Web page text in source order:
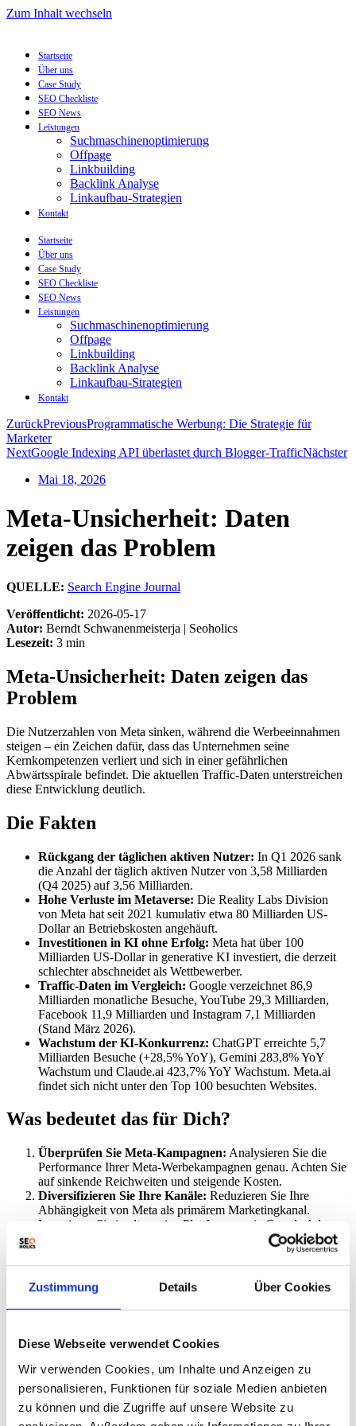
Zustimmung Details Über Cookies
Diese Webseite verwendet Cookies
Wir verwenden Cookies, um Inhalte und Anzeigen zu
personalisieren, Funktionen für soziale Medien anbieten
zu können und die Zugriffe auf unsere Website zu
Zum Inhalt wechseln
Startseite
Über uns
Case Study
SEO Checkliste
SEO News
Leistungen
Suchmaschinenoptimierung
Offpage
Linkbuilding
Backlink Analyse
Linkaufbau-Strategien
Kontakt
Startseite
Über uns
Case Study
SEO Checkliste
SEO News
Leistungen
Suchmaschinenoptimierung
Offpage
Linkbuilding
Backlink Analyse
Linkaufbau-Strategien
Kontakt
ZurückPreviousProgrammatische Werbung: Die Strategie für
Marketer
NextGoogle Indexing API überlastet durch Blogger-TrafficNächster
Mai 18, 2026
Meta-Unsicherheit: Daten
zeigen das Problem
QUELLE: Search Engine Journal
Veröffentlicht: 2026-05-17
Autor: Berndt Schwanenmeisterja | Seoholics
Lesezeit: 3 min
Meta-Unsicherheit: Daten zeigen das
Problem
Die Nutzerzahlen von Meta sinken, während die Werbeeinnahmen
steigen – ein Zeichen dafür, dass das Unternehmen seine
Kernkompetenzen verliert und sich in einer gefährlichen
Abwärtsspirale befindet. Die aktuellen Traffic-Daten unterstreichen
diese Entwicklung deutlich.
Die Fakten
Rückgang der täglichen aktiven Nutzer: In Q1 2026 sank
die Anzahl der täglich aktiven Nutzer von 3,58 Milliarden
(Q4 2025) auf 3,56 Milliarden.
Hohe Verluste im Metaverse: Die Reality Labs Division
von Meta hat seit 2021 kumulativ etwa 80 Milliarden US-
Dollar an Betriebskosten angehäuft.
Investitionen in KI ohne Erfolg: Meta hat über 100
Milliarden US-Dollar in generative KI investiert, die derzeit
schlechter abschneidet als Wettbewerber.
Traffic-Daten im Vergleich: Google verzeichnet 86,9
Milliarden monatliche Besuche, YouTube 29,3 Milliarden,
Facebook 11,9 Milliarden und Instagram 7,1 Milliarden
(Stand März 2026).
Wachstum der KI-Konkurrenz: ChatGPT erreichte 5,7
Milliarden Besuche (+28,5% YoY), Gemini 283,8% YoY
Wachstum und Claude.ai 423,7% YoY Wachstum. Meta.ai
findet sich nicht unter den Top 100 besuchten Websites.
Was bedeutet das für Dich?
Überprüfen Sie Meta-Kampagnen: Analysieren Sie die
Performance Ihrer Meta-Werbekampagnen genau. Achten Sie
auf sinkende Reichweiten und steigende Kosten.
Diversifizieren Sie Ihre Kanäle: Reduzieren Sie Ihre
Abhängigkeit von Meta als primärem Marketingkanal.
Investieren Sie in alternative Plattformen wie Google Ads,
Daten & Analysesind dabei
Fokus auf hochwertige Inhalte:Konzentrieren Sie sich auf
die Erstellung von Inhalten, die einen echten Mehrwert für
Ihre Zielgruppe bieten. Dies wird die Engagement-Rate
erhöhen und die Abhängigkeit von Algorithmusänderungen
Signalanalyse optimieren:Da die Qualität der Signale durch
Conversion-Tracking-Implementierung und verbessern Sie die
Datenqualität.
Testen Sie alternative KI-Tools:Erwägen Sie den Einsatz
von KI-Tools von Wettbewerbern wie OpenAI (ChatGPT)